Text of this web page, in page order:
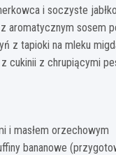
i soczyste jabłko
aromatycznym sosem
z tapioki na mleku
cukinii z chrupiącymi
i masłem orzechowym
bananowe